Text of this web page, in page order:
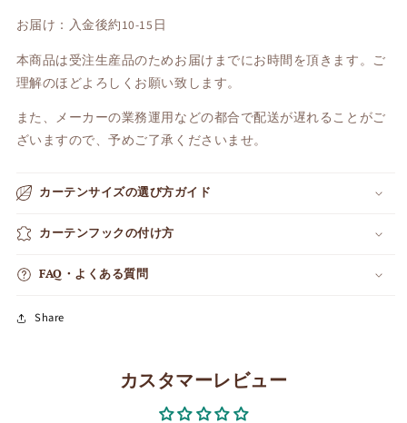
お届け：入金後約10-15日
本商品は受注生産品のためお届けまでにお時間を頂きます。 ご
理解のほどよろしくお願い致します。
また、メーカーの業務運用などの都合で配送が遅れることがご
ざいますので、予めご了承くださいませ。
カーテンサイズの選び方ガイド
カーテンフックの付け方
FAQ・よくある質問
Share
カスタマーレビュー